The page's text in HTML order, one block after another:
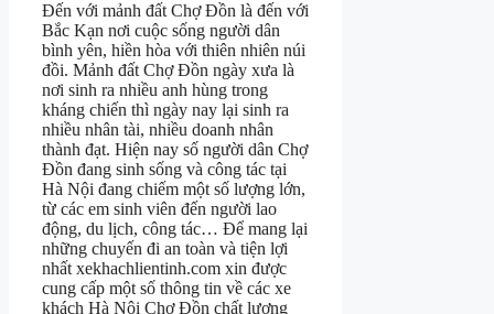
Đến với mảnh đất Chợ Đồn là đến với
Bắc Kạn nơi cuộc sống người dân
bình yên, hiền hòa với thiên nhiên núi
đồi. Mảnh đất Chợ Đồn ngày xưa là
nơi sinh ra nhiều anh hùng trong
kháng chiến thì ngày nay lại sinh ra
nhiều nhân tài, nhiều doanh nhân
thành đạt. Hiện nay số người dân Chợ
Đồn đang sinh sống và công tác tại
Hà Nội đang chiếm một số lượng lớn,
từ các em sinh viên đến người lao
động, du lịch, công tác… Để mang lại
những chuyến đi an toàn và tiện lợi
nhất xekhachlientinh.com xin được
cung cấp một số thông tin về các xe
khách Hà Nội Chợ Đồn chất lượng